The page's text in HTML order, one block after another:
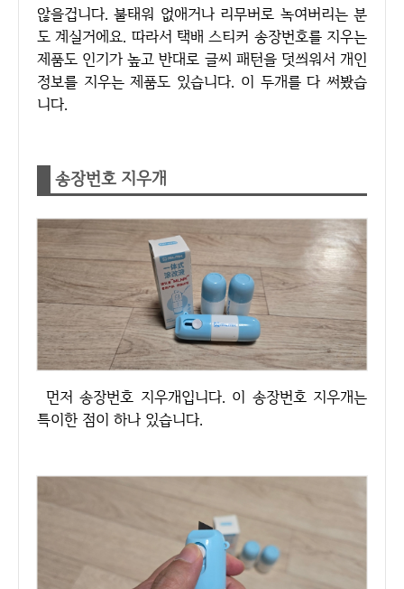
않을겁니다. 불태워 없애거나 리무버로 녹여버리는 분
도 계실거에요. 따라서 택배 스티커 송장번호를 지우는
제품도 인기가 높고 반대로 글씨 패턴을 덧씌워서 개인
정보를 지우는 제품도 있습니다. 이 두개를 다 써봤습
니다.
송장번호 지우개
먼저 송장번호 지우개입니다. 이 송장번호 지우개는
특이한 점이 하나 있습니다.